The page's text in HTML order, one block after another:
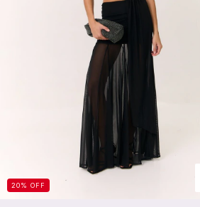
20% OFF